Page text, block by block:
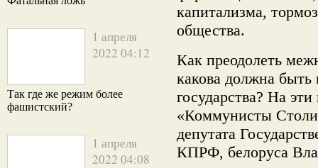
1 апреля
2022 04:12
Так где же режим более
фашистский?
1 апреля
2022 04:08
капитализма,
общества.
Как преодолеть
какова должна быть
государства? На
«Коммунисты
депутата
КПРФ, белоруса